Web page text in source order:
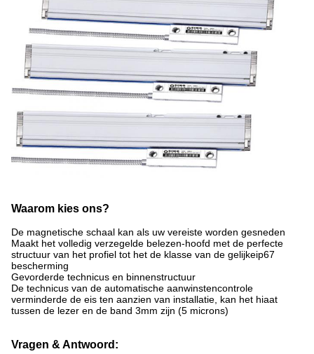
Waarom kies ons?
De magnetische schaal kan als uw vereiste worden gesneden
Maakt het volledig verzegelde belezen-hoofd met de perfecte
structuur van het profiel tot het de klasse van de gelijkeip67
bescherming
Gevorderde technicus en binnenstructuur
De technicus van de automatische aanwinstencontrole
verminderde de eis ten aanzien van installatie, kan het hiaat
tussen de lezer en de band 3mm zijn (5 microns)
Vragen & Antwoord: